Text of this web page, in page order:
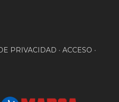
PRIVACIDAD • ACCESO •